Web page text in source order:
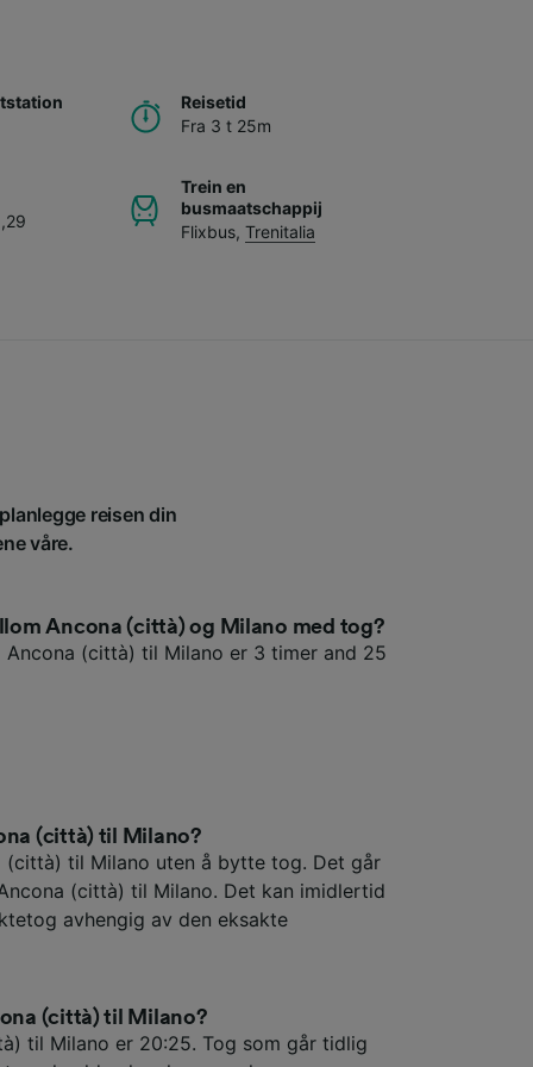
Reisetid
Fra 3 t 25m
Trein en
busmaatschappij
Flixbus, Trenitalia
reisen din
våre.
Ancona (città) og Milano med tog?
(città) til Milano er 3 timer and 25
(città) til Milano?
(città) til Milano uten å bytte tog. Det går
(città) til Milano. Det kan imidlertid
avhengig av den eksakte
(città) til Milano?
til Milano er 20:25. Tog som går tidlig